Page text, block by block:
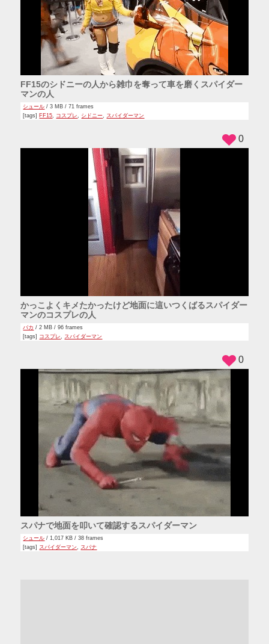
FF15のシドニーの人から雑巾を奪って車を磨くスパイダー
マンの人
シュール / 3 MB / 71 frames
[tags] FF15 コスプレ シドニー スパイダーマン
かっこよくキメたかったけど地面に這いつくばるスパイダー
マンのコスプレの人
バカ / 2 MB / 96 frames
[tags] コスプレ スパイダーマン
0
スパナで地面を叩いて確認するスパイダーマン
シュール / 1,017 KB / 38 frames
[tags] スパイダーマン スパナ
0